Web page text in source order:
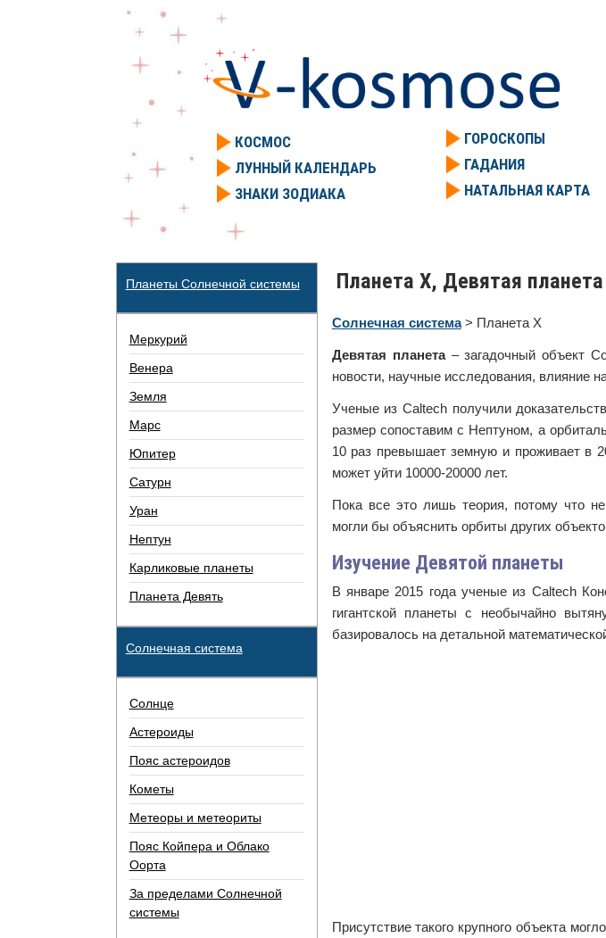
КОСМОС
ЛУННЫЙ КАЛЕНДАРЬ
ЗНАКИ ЗОДИАКА
ГОРОСКОПЫ
ГАДАНИЯ
НАТАЛЬНАЯ КАРТА
Планета X, Девятая планета
Солнечная система> Планета X
Девятая планета– загадочный объект
новости, научные исследования, влияние
Ученые из Caltech получили
размер сопоставим с Нептуном, а
10 раз превышает земную и проживает в
может уйти 10000-20000 лет.
Пока все это лишь теория, потому что
могли бы объяснить орбиты других
Изучение Девятой планеты
В январе 2015 года ученые из Caltech
гигантской планеты с необычайно
базировалось на детальной
Присутствие такого крупного объекта
Планеты Солнечной системы
Меркурий
Венера
Земля
Марс
Юпитер
Сатурн
Уран
Нептун
Карликовые планеты
Планета Девять
Солнечная система
Солнце
Астероиды
Пояс астероидов
Кометы
Метеоры и метеориты
Пояс Койпера и Облако
Оорта
За пределами Солнечной
системы